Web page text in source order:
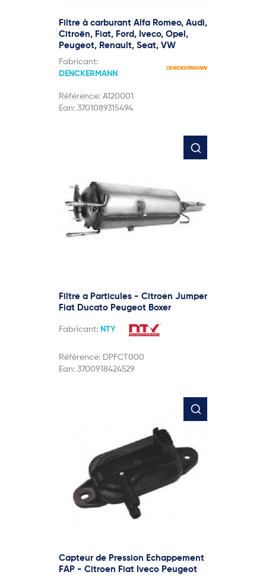
Filtre à carburant Alfa Romeo, Audi,
Citroën, Fiat, Ford, Iveco, Opel,
Peugeot, Renault, Seat, VW
Fabricant:
DENCKERMANN
Référence: A120001
Ean: 3701089315494
Filtre a Particules - Citroen Jumper
Fiat Ducato Peugeot Boxer
Fabricant: NTY
Référence: DPFCT000
Ean: 3700918424529
Capteur de Pression Echappement
FAP - Citroen Fiat Iveco Peugeot